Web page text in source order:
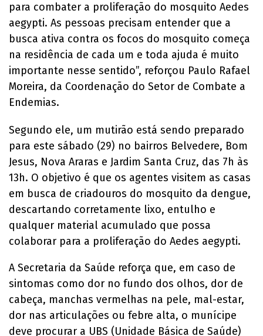
para combater a proliferação do mosquito Aedes
aegypti. As pessoas precisam entender que a
busca ativa contra os focos do mosquito começa
na residência de cada um e toda ajuda é muito
importante nesse sentido”, reforçou Paulo Rafael
Moreira, da Coordenação do Setor de Combate a
Endemias.
Segundo ele, um mutirão está sendo preparado
para este sábado (29) no bairros Belvedere, Bom
Jesus, Nova Araras e Jardim Santa Cruz, das 7h às
13h. O objetivo é que os agentes visitem as casas
em busca de criadouros do mosquito da dengue,
descartando corretamente lixo, entulho e
qualquer material acumulado que possa
colaborar para a proliferação do Aedes aegypti.
A Secretaria da Saúde reforça que, em caso de
sintomas como dor no fundo dos olhos, dor de
cabeça, manchas vermelhas na pele, mal-estar,
dor nas articulações ou febre alta, o munícipe
deve procurar a UBS (Unidade Básica de Saúde)